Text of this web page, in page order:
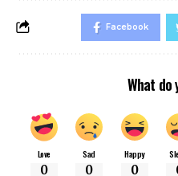
Facebook
What do
Love
0
Sad
0
Happy
0